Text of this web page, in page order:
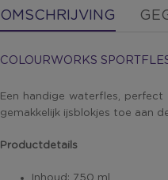
OMSCHRIJVING
COLOURWORKS
Een handige waterfles,
gemakkelijk ijsblokjes toe aan
Productdetails
Inhoud: 750 ml